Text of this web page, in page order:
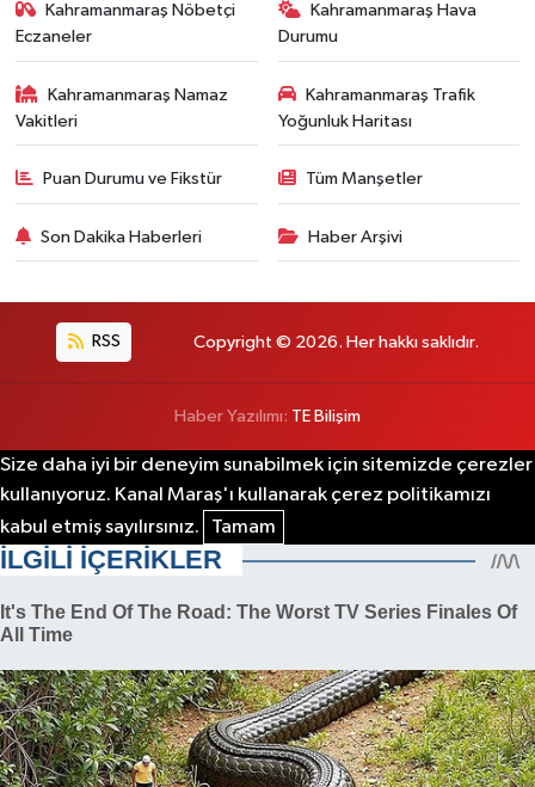
Kahramanmaraş Nöbetçi
Eczaneler
Kahramanmaraş Hava
Durumu
Kahramanmaraş Namaz
Vakitleri
Kahramanmaraş Trafik
Yoğunluk Haritası
Puan Durumu ve Fikstür Tüm Manşetler
Son Dakika Haberleri Haber Arşivi
RSS Copyright © 2026. Her hakkı saklıdır.
Haber Yazılımı: TE Bilişim
Size daha iyi bir deneyim sunabilmek için sitemizde çerezler
kullanıyoruz. Kanal Maraş'ı kullanarak çerez politikamızı
kabul etmiş sayılırsınız.
Tamam